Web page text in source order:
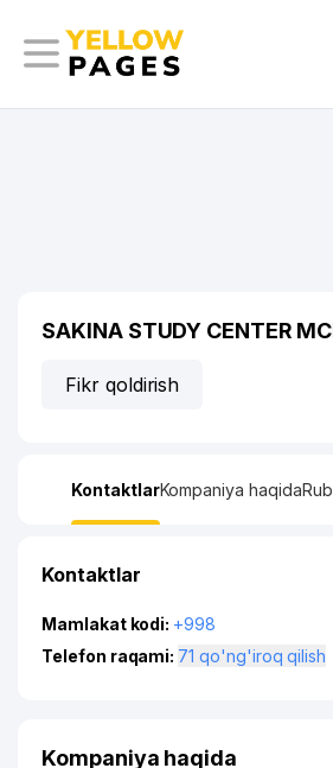
SAKINA STUDY CENTER
Fikr qoldirish
KontaktlarKompaniya haqida
Kontaktlar
Mamlakat kodi: +998
Telefon raqami:
71 qo'ng'iroq qilish
Kompaniya haqida